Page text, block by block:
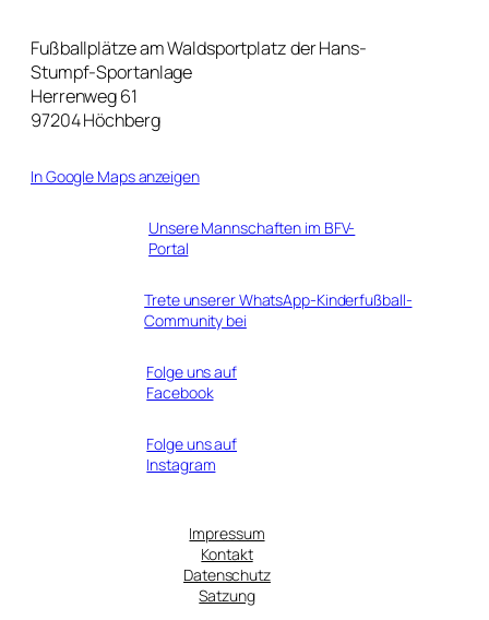
Fußballplätze am Waldsportplatz der Hans-
Stumpf-Sportanlage
Herrenweg 61
97204 Höchberg
In Google Maps anzeigen
Unsere Mannschaften im BFV-
Portal
Trete unserer WhatsApp-Kinderfußball-
Community bei
Folge uns auf
Facebook
Folge uns auf
Instagram
Impressum
Kontakt
Datenschutz
Satzung